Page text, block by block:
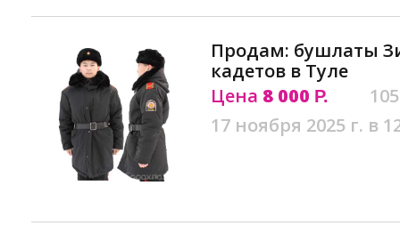
Продам: бушлаты
кадетов в Туле
Цена 8 000 Р.
17 ноября 2025 г. в